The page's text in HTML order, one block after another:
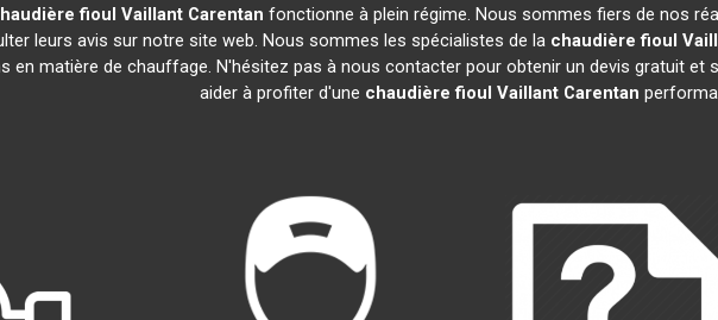
fioul Vaillant Carentan fonctionne à plein régime. Nous sommes fiers de nos
leurs avis sur notre site web. Nous sommes les spécialistes de la chaudière fioul
en matière de chauffage. N'hésitez pas à nous contacter pour obtenir un devis gratuit et
aider à profiter d'une chaudière fioul Vaillant Carentan